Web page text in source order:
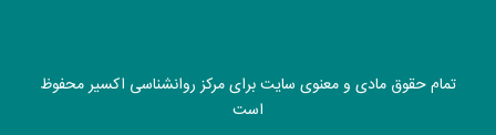
تمام حقوق مادی و معنوی سایت برای مرکز روانشناسی اکسیر محفوظ
است